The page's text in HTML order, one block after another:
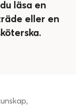
läsa en
eller en